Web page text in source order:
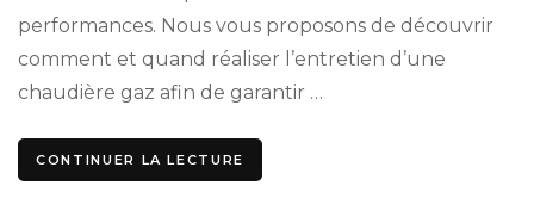
performances. Nous vous proposons de découvrir
comment et quand réaliser l’entretien d’une
chaudière gaz afin de garantir …
CONTINUER LA LECTURE